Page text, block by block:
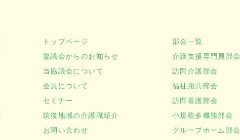
トップページ
協議会からのお知らせ
当協議会について
会員について
セミナー
筑後地域の介護職紹介
お問い合わせ
部会一覧
介護支援専門員部会
訪問介護部会
福祉用具部会
訪問看護部会
小規模多機能部会
グループホーム部会